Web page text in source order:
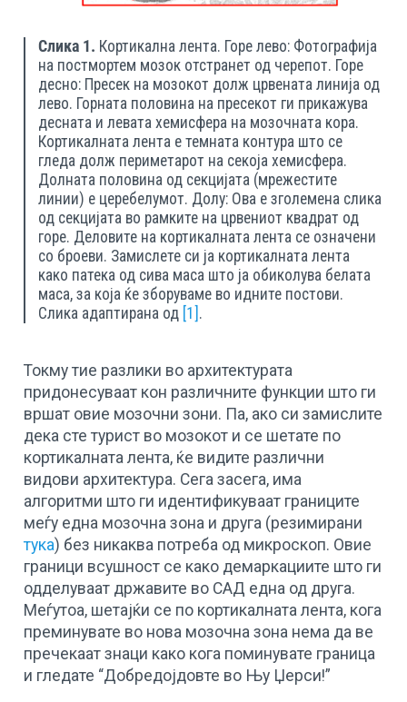
Слика 1. Кортикална лента. Горе лево: Фотографија
на постмортем мозок отстранет од черепот. Горе
десно: Пресек на мозокот долж црвената линија од
лево. Горната половина на пресекот ги прикажува
десната и левата хемисферa на мозочната кора.
Кортикалната лента е темната контура што се
гледа долж периметарот на секоја хемисфера.
Долната половина од секцијата (мрежестите
линии) е церебелумот. Долу: Ова е зголемена слика
од секцијата во рамките на црвениот квадрат од
горе. Деловите на кортикалната лента се означени
со броеви. Замислете си ја кортикалната лента
како патека од сива маса што ја обиколува белата
маса, за која ќе зборуваме во идните постови.
Слика адаптирана од [1] .
Токму тие разлики во архитектурата
придонесуваат кон различните функции што ги
вршат овие мозочни зони. Па, ако си замислите
дека сте турист во мозокот и се шетате по
кортикалната лента, ќе видите различни
видови архитектура. Сега засега, има
алгоритми што ги идентификуваат границите
меѓу една мозочна зона и друга (резимирани
тука) без никаква потреба од микроскоп. Овие
граници всушност се како демаркациите што ги
одделуваат државите во САД една од друга.
Меѓутоа, шетајќи се по кортикалната лента, кога
преминувате во нова мозочна зона нема да ве
пречекаат знаци како кога поминувате граница
и гледате “Добредојдовте во Њу Џерси!”